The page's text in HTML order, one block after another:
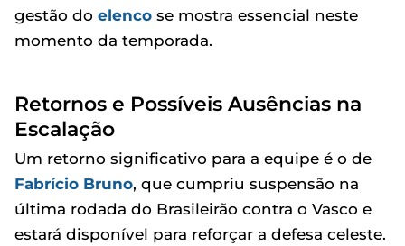
gestão do elenco se mostra essencial neste
momento da temporada.
Retornos e Possíveis Ausências na
Escalação
Um retorno significativo para a equipe é o de
Fabrício Bruno, que cumpriu suspensão na
última rodada do Brasileirão contra o Vasco e
estará disponível para reforçar a defesa celeste.